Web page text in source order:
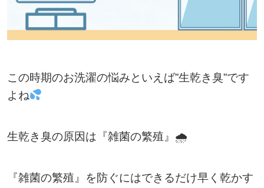
この時期のお洗濯の悩みといえば”生乾き臭”です
よね
生乾き臭の原因は『雑菌の繁殖』🌧
『雑菌の繁殖』を防ぐにはできるだけ早く乾かす